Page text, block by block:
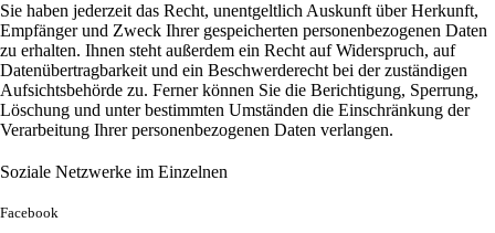
Sie haben jederzeit das Recht, unentgeltlich Auskunft über Herkunft,
Empfänger und Zweck Ihrer gespeicherten personenbezogenen Daten
zu erhalten. Ihnen steht außerdem ein Recht auf Widerspruch, auf
Datenübertragbarkeit und ein Beschwerderecht bei der zuständigen
Aufsichtsbehörde zu. Ferner können Sie die Berichtigung, Sperrung,
Löschung und unter bestimmten Umständen die Einschränkung der
Verarbeitung Ihrer personenbezogenen Daten verlangen.
Soziale Netzwerke im Einzelnen
Facebook